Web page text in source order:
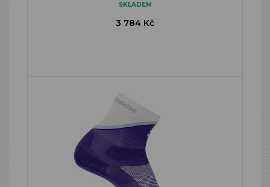
SKLADEM
3 784 Kč